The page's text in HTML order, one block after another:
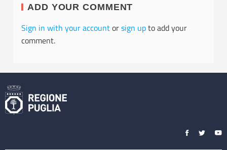
ADD YOUR COMMENT
Sign in with your accountorsign upto add your
comment.